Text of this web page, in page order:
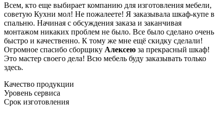
Всем, кто еще выбирает компанию для изготовления мебели,
советую Кухни мол! Не пожалеете! Я заказывала шкаф-купе в
спальню. Начиная с обсуждения заказа и заканчивая
монтажом никаких проблем не было. Все было сделано очень
быстро и качественно. К тому же мне ещё скидку сделали!
Огромное спасибо сборщику Алексею за прекрасный шкаф!
Это мастер своего дела! Всю мебель буду заказывать только
здесь.
Качество продукции
Уровень сервиса
Срок изготовления